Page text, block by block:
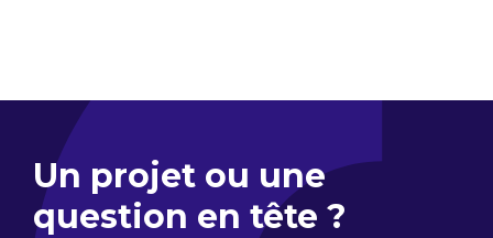
Un projet ou une
question en tête ?